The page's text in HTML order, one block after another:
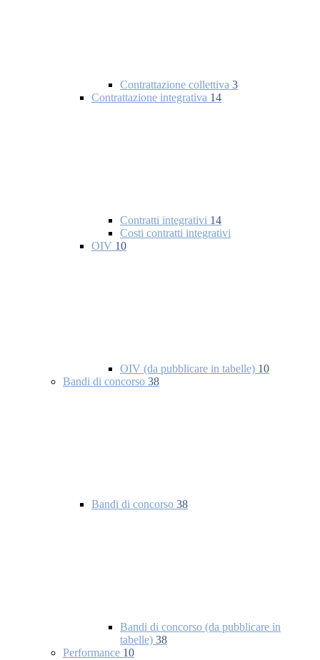
Contrattazione collettiva 3
Contrattazione integrativa 14
Contratti integrativi 14
Costi contratti integrativi
OIV 10
OIV (da pubblicare in tabelle) 10
Bandi di concorso 38
Bandi di concorso 38
Bandi di concorso (da pubblicare in
tabelle) 38
Performance 10